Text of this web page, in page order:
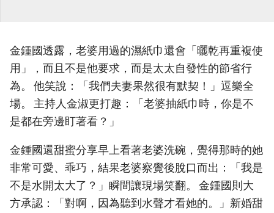
金鍾國透露，老婆用過的濕紙巾還會「曬乾再重複使
用」，而且不是他要求，而是太太自發性的節省行
為。 他笑說：「我們夫妻果然很有默契！」逗樂全
場。 主持人金淑更打趣：「老婆抽紙巾時，你是不
是都在旁邊盯著看？」
金鍾國還甜蜜分享早上看著老婆洗碗，覺得那時的她
非常可愛、乖巧，結果老婆察覺後脫口而出：「我是
不是水開太大了？」瞬間讓現場笑翻。 金鍾國則大
方承認：「對啊，因為聽到水聲才看她的。」新婚甜